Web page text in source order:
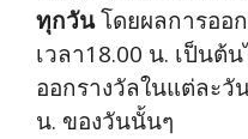
ทุกวันโดยผลการออ
เวลา18.00 น. เป็นต้
ออกรางวัลในแต่ละวั
น. ของวันนั้นๆ